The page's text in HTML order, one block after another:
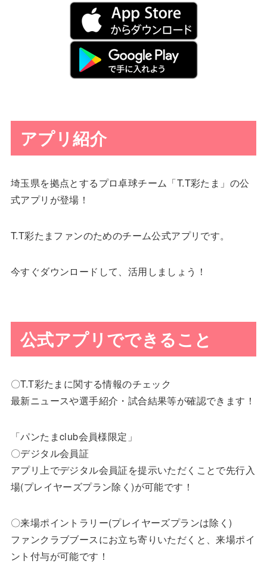
アプリ紹介
埼玉県を拠点とするプロ卓球チーム「T.T彩たま」の公
式アプリが登場！
T.T彩たまファンのためのチーム公式アプリです。
今すぐダウンロードして、活用しましょう！
公式アプリでできること
〇T.T彩たまに関する情報のチェック
最新ニュースや選手紹介・試合結果等が確認できます！
「パンたまclub会員様限定」
〇デジタル会員証
アプリ上でデジタル会員証を提示いただくことで先行入
場(プレイヤーズプラン除く)が可能です！
〇来場ポイントラリー(プレイヤーズプランは除く)
ファンクラブブースにお立ち寄りいただくと、来場ポイ
ント付与が可能です！